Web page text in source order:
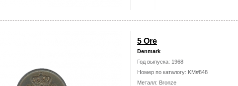
5 Ore
Denmark
Год выпуска: 1968
Номер по каталогу: KM#848
Металл: Bronze